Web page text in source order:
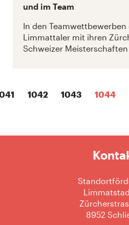
und im Team
In den
Limmattaler mit ihren
Schweizer Meisterschaften
1042 1043 1044
8952